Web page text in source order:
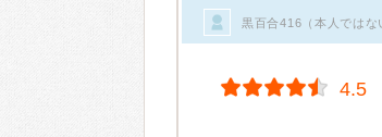
黒百合416（本人ではな
4.5